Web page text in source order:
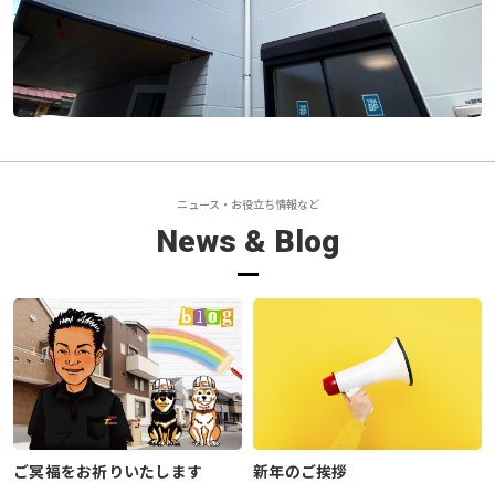
受付時間 / 8：30 ～ 18：00
閉じる
ニュース・お役立ち情報など
News & Blog
ご冥福をお祈りいたします 新年のご挨拶